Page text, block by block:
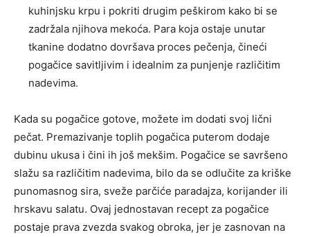
kuhinjsku krpu i pokriti drugim peškirom kako bi se
zadržala njihova mekoća. Para koja ostaje unutar
tkanine dodatno dovršava proces pečenja, čineći
pogačice savitljivim i idealnim za punjenje različitim
nadevima.
Kada su pogačice gotove, možete im dodati svoj lični
pečat. Premazivanje toplih pogačica puterom dodaje
dubinu ukusa i čini ih još mekšim. Pogačice se savršeno
slažu sa različitim nadevima, bilo da se odlučite za kriške
punomasnog sira, sveže parčiće paradajza, korijander ili
hrskavu salatu. Ovaj jednostavan recept za pogačice
postaje prava zvezda svakog obroka, jer je zasnovan na